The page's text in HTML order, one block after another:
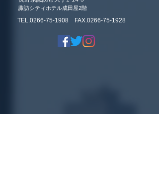
諏訪シティホテル成田屋2階
TEL.0266-75-1908 FAX.0266-75-1928